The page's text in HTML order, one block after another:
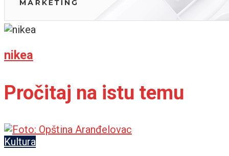
nikea
Pročitaj na istu temu
Kultura